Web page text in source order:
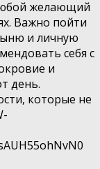
желающий
Важно пойти
и личную
себя с
и
день.
которые не